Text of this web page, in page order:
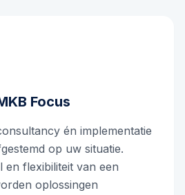
Focus
én implementatie
op uw situatie.
en flexibiliteit van een
oplossingen